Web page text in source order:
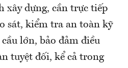
xây dựng, cần trực tiếp
sát, kiểm tra an toàn kỹ
lớn, bảo đảm điều
tuyệt đối, kể cả trong